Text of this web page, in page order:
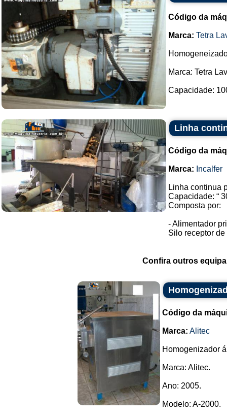
Código da
Marca: Tetra
Marca: Tetra
Capacidade:
Linha
Código da
Marca: Incalfer
Linha continua
Capacidade: “
Composta por:
- Alimentador
Silo receptor
Confira outros
Código da
Marca: Alitec
Homogenizador
Marca: Alitec.
Ano: 2005.
Modelo: A-2000.